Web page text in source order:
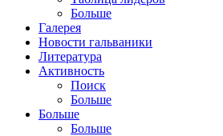
Больше
Галерея
Новости гальваники
Литература
Активность
Поиск
Больше
Больше
Больше